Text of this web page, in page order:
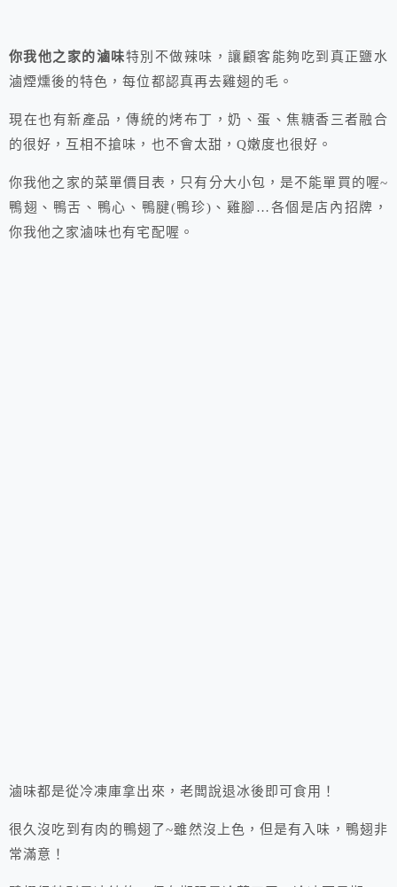
你我他之家的滷味特別不做辣味，讓顧客能夠吃到真正鹽水
滷煙燻後的特色，每位都認真再去雞翅的毛。
現在也有新產品，傳統的烤布丁，奶、蛋、焦糖香三者融合
的很好，互相不搶味，也不會太甜，Q嫩度也很好。
你我他之家的菜單價目表，只有分大小包，是不能單買的喔~
鴨翅、鴨舌、鴨心、鴨腱(鴨珍)、雞腳…各個是店內招牌，
你我他之家滷味也有宅配喔。
滷味都是從冷凍庫拿出來，老闆說退冰後即可食用！
很久沒吃到有肉的鴨翅了~雖然沒上色，但是有入味，鴨翅非
常滿意！